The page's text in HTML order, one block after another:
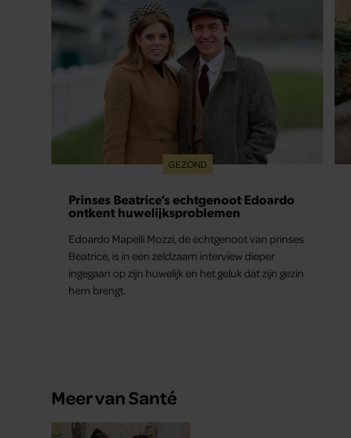
en werd dochter Lola geboren.
GEZOND
Prinses Beatrice’s echtgenoot Edoardo
ontkent huwelijksproblemen
Edoardo Mapelli Mozzi, de echtgenoot van prinses
Beatrice, is in een zeldzaam interview dieper
ingegaan op zijn huwelijk en het geluk dat zijn gezin
hem brengt.
Meer van Santé